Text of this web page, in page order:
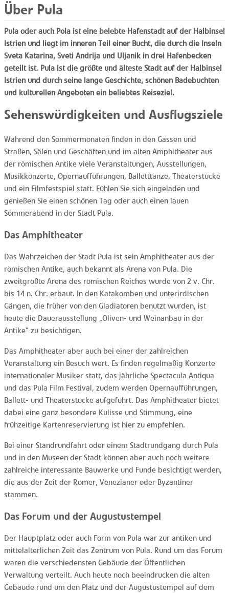
Über Pula
Pula oder auch Pola ist eine belebte Hafenstadt auf der Halbinsel
Istrien und liegt im inneren Teil einer Bucht, die durch die Inseln
Sveta Katarina, Sveti Andrija und Uljanik in drei Hafenbecken
geteilt ist. Pula ist die größte und älteste Stadt auf der Halbinsel
Istrien und durch seine lange Geschichte, schönen Badebuchten
und kulturellen Angeboten ein beliebtes Reiseziel.
Sehenswürdigkeiten und Ausflugsziele
Während den Sommermonaten finden in den Gassen und
Straßen, Sälen und Geschäften und im alten Amphitheater aus
der römischen Antike viele Veranstaltungen, Ausstellungen,
Musikkonzerte, Opernaufführungen, Balletttänze, Theaterstücke
und ein Filmfestspiel statt. Fühlen Sie sich eingeladen und
genießen Sie einen schönen Tag oder auch einen lauen
Sommerabend in der Stadt Pula.
Das Amphitheater
Das Wahrzeichen der Stadt Pula ist sein Amphitheater aus der
römischen Antike, auch bekannt als Arena von Pula. Die
zweitgrößte Arena des römischen Reiches wurde von 2 v. Chr.
bis 14 n. Chr. erbaut. In den Katakomben und unterirdischen
Gängen, die früher von den Gladiatoren benutzt wurden, ist
heute die Dauerausstellung „Oliven- und Weinanbau in der
Antike” zu besichtigen.
Das Amphitheater aber auch bei einer der zahlreichen
Veranstaltung ein Besuch wert. Es finden regelmäßig Konzerte
internationaler Musiker statt, das jährliche Spectacula Antiqua
und das Pula Film Festival, zudem werden Opernaufführungen,
Ballett- und Theaterstücke aufgeführt. Das Amphitheater bietet
dabei eine ganz besondere Kulisse und Stimmung, eine
frühzeitige Kartenreservierung ist hier zu empfehlen.
Bei einer Standrundfahrt oder einem Stadtrundgang durch Pula
und in den Museen der Stadt können aber auch noch weitere
zahlreiche interessante Bauwerke und Funde besichtigt werden,
die aus der Zeit der Römer, Venezianer oder Byzantiner
stammen.
Das Forum und der Augustustempel
Der Hauptplatz oder auch Form von Pula war zur antiken und
mittelalterlichen Zeit das Zentrum von Pula. Rund um das Forum
waren die verschiedensten Gebäude der Öffentlichen
Verwaltung verteilt. Auch heute noch beeindrucken die alten
Gebäude rund um den Platz und der Augustustempel auf dem